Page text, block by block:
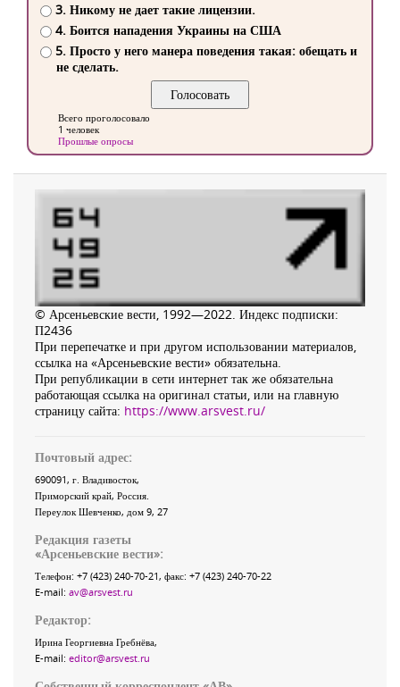
3. Никому не дает такие лицензии.
4. Боится нападения Украины на США
5. Просто у него манера поведения такая: обещать и
не сделать.
Всего проголосовало
1 человек
Прошлые опросы
© Арсеньевские вести, 1992—2022. Индекс подписки:
П2436
При перепечатке и при другом использовании материалов,
ссылка на «Арсеньевские вести» обязательна.
При републикации в сети интернет так же обязательна
работающая ссылка на оригинал статьи, или на главную
страницу сайта: https://www.arsvest.ru/
Почтовый адрес:
690091, г. Владивосток,
Приморский край, Россия
Переулок Шевченко, дом 9, 27
Редакция газеты
«Арсеньевские вести»:
Телефон: +7 (423) 240-70-21, факс: +7 (423) 240-70-22
E-mail: av@arsvest.ru
Редактор:
Ирина Георгиевна Гребнёва,
E-mail: editor@arsvest.ru